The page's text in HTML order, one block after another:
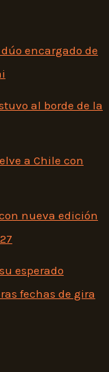
encargado de
al borde de la
a Chile con
nueva edición
esperado
fechas de gira